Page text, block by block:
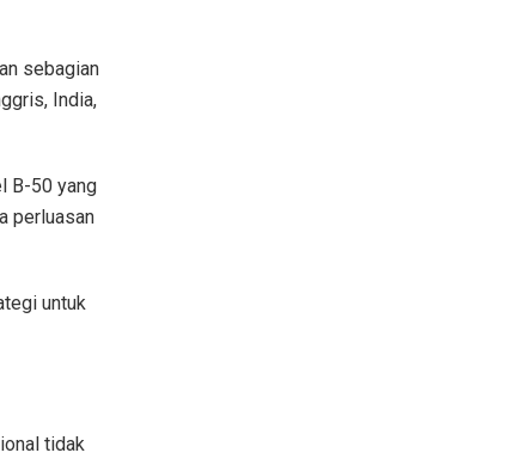
sebagian
India,
B-50 yang
perluasan
untuk
tidak